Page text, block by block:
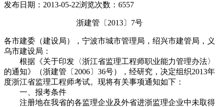
发布日期：2013-05-22浏览次数：6557
浙建管〔2013〕7号
各市建委（建设局），宁波市城市管理局，绍兴市建管局，义
乌市建设局：
根据《关于印发〈浙江省监理工程师职业能力管理办法〉
的通知》（浙建管〔2006〕36号），经研究，决定组织2013年
度浙江省监理工程师考试。现将有关事项通知如下：
一、报考条件
注册地在我省的各监理企业及外省进浙监理企业中未取得